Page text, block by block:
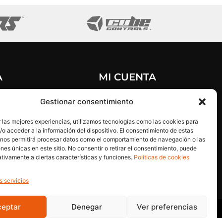
Gestionar consentimiento
las mejores experiencias, utilizamos tecnologías como las cookies para
o acceder a la información del dispositivo. El consentimiento de estas
permitirá procesar datos como el comportamiento de navegación o las
únicas en este sitio. No consentir o retirar el consentimiento, puede
a ciertas características y funciones. Políticas de cookies
servicios
Denegar Ver preferencias
condiciones
MI CUENTA
Mi cuenta
Restablecer contraseña
Cerrar sesion